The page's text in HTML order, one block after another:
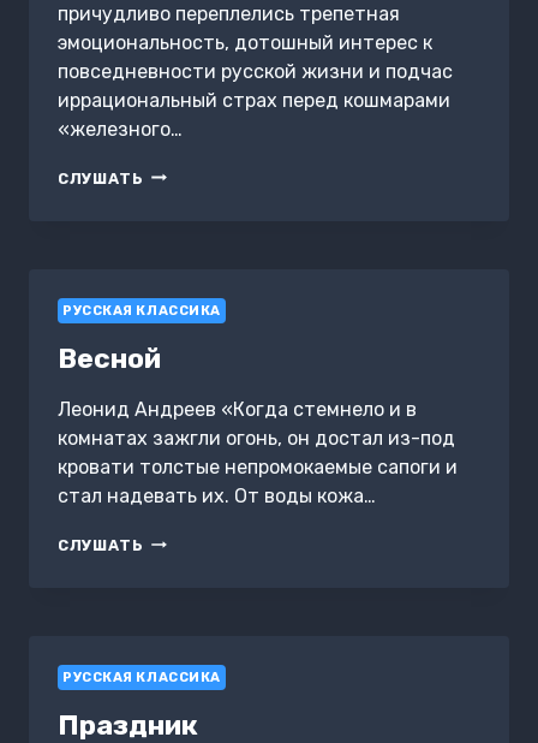
причудливо переплелись трепетная
эмоциональность, дотошный интерес к
повседневности русской жизни и подчас
иррациональный страх перед кошмарами
«железного…
СЛУШАТЬ СЛУЧАЙ
РУССКАЯ КЛАССИКА
Весной
Леонид Андреев «Когда стемнело и в
комнатах зажгли огонь, он достал из-под
кровати толстые непромокаемые сапоги и
стал надевать их. От воды кожа…
СЛУШАТЬ ВЕСНОЙ
РУССКАЯ КЛАССИКА
Праздник